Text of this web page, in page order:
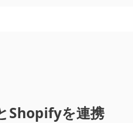
Shopifyを連携